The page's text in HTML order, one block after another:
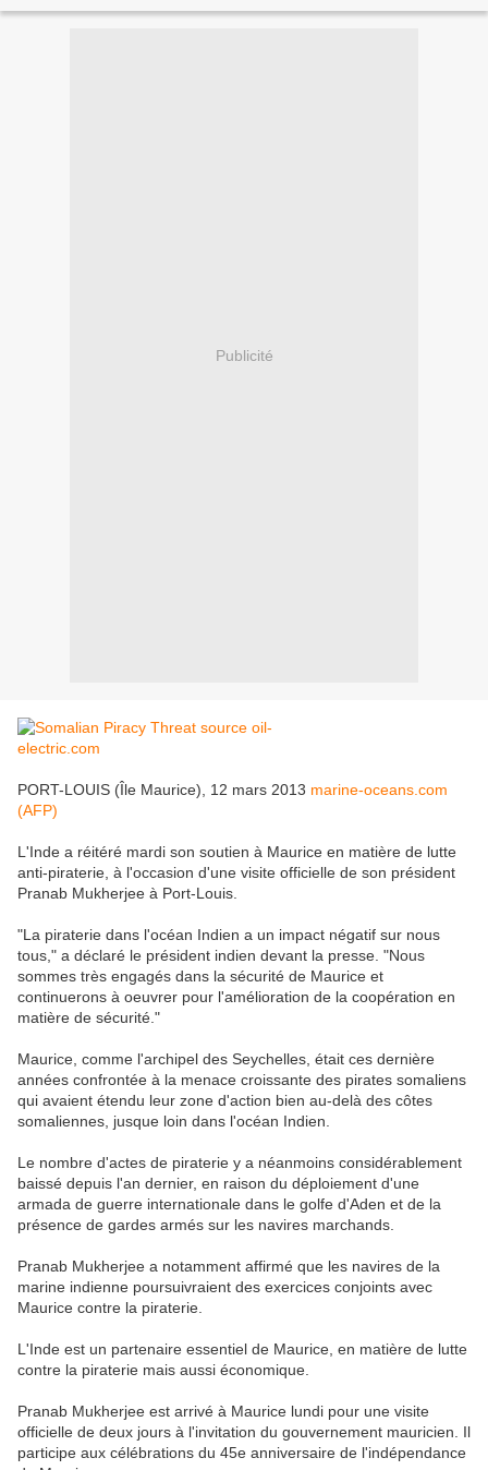
Publicité
PORT-LOUIS (Île Maurice), 12 mars 2013 marine-oceans.com
(AFP)
L'Inde a réitéré mardi son soutien à Maurice en matière de lutte
anti-piraterie, à l'occasion d'une visite officielle de son président
Pranab Mukherjee à Port-Louis.
"La piraterie dans l'océan Indien a un impact négatif sur nous
tous," a déclaré le président indien devant la presse. "Nous
sommes très engagés dans la sécurité de Maurice et
continuerons à oeuvrer pour l'amélioration de la coopération en
matière de sécurité."
Maurice, comme l'archipel des Seychelles, était ces dernière
années confrontée à la menace croissante des pirates somaliens
qui avaient étendu leur zone d'action bien au-delà des côtes
somaliennes, jusque loin dans l'océan Indien.
Le nombre d'actes de piraterie y a néanmoins considérablement
baissé depuis l'an dernier, en raison du déploiement d'une
armada de guerre internationale dans le golfe d'Aden et de la
présence de gardes armés sur les navires marchands.
Pranab Mukherjee a notamment affirmé que les navires de la
marine indienne poursuivraient des exercices conjoints avec
Maurice contre la piraterie.
L'Inde est un partenaire essentiel de Maurice, en matière de lutte
contre la piraterie mais aussi économique.
Pranab Mukherjee est arrivé à Maurice lundi pour une visite
officielle de deux jours à l'invitation du gouvernement mauricien. Il
participe aux célébrations du 45e anniversaire de l'indépendance